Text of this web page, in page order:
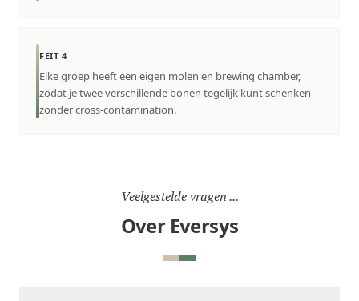
FEIT 4
Elke groep heeft een eigen molen en brewing chamber,
zodat je twee verschillende bonen tegelijk kunt schenken
zonder cross-contamination.
Veelgestelde vragen ...
Over Eversys